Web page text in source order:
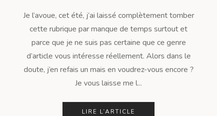
Je l’avoue, cet été, j’ai laissé complètement tomber
cette rubrique par manque de temps surtout et
parce que je ne suis pas certaine que ce genre
d’article vous intéresse réellement. Alors dans le
doute, j’en refais un mais en voudrez-vous encore ?
Je vous laisse me l...
LIRE L’ARTICLE